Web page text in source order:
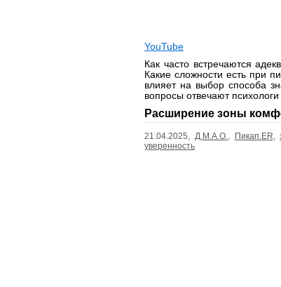
YouTube
Как часто встречаются
Какие сложности есть при
влияет на выбор способа
вопросы отвечают
Расширение зоны
21.04.2025, Д.М.А.О., Пикап.ER,
уверенность